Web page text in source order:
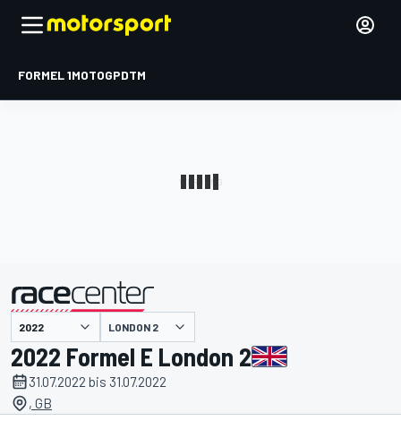
FORMEL 1MOTOGPDTM
LONDON 2
2022 Formel E London 2
31.07.2022 bis 31.07.2022
, GB